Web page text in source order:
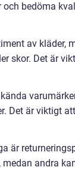
bedöma
av kläder,
skor. Det är
Det är viktigt
är
andra